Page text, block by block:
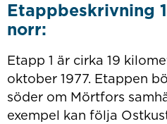
Etappbeskrivning
norr:
Etapp 1 är cirka 19
oktober 1977. Etappen
söder om Mörtfors
exempel kan följa